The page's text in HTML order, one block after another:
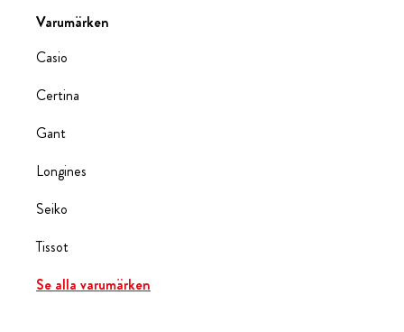
Varumärken
Casio
Certina
Gant
Longines
Seiko
Tissot
Se alla varumärken